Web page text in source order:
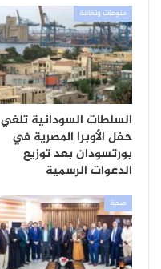
منوعات وثقافة
السلطات السودانية تلغي
حفل الأوبرا المصرية في
بورتسودان بعد توزيع
الدعوات الرسمية
صحة